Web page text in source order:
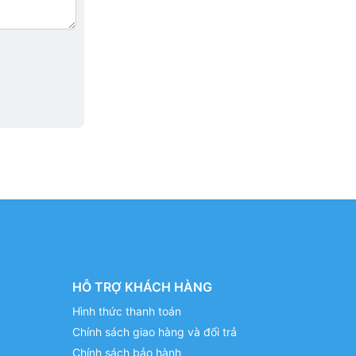
HỖ TRỢ KHÁCH HÀNG
Hình thức thanh toán
Chính sách giao hàng và đổi trả
Chính sách bảo hành